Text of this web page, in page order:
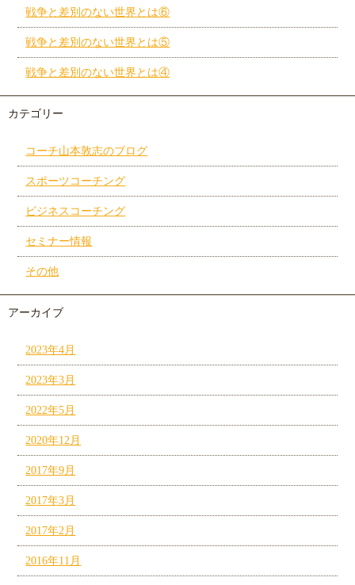
戦争と差別のない世界とは⑥
戦争と差別のない世界とは⑤
戦争と差別のない世界とは④
カテゴリー
コーチ山本敦志のブログ
スポーツコーチング
ビジネスコーチング
セミナー情報
その他
アーカイブ
2023年4月
2023年3月
2022年5月
2020年12月
2017年9月
2017年3月
2017年2月
2016年11月